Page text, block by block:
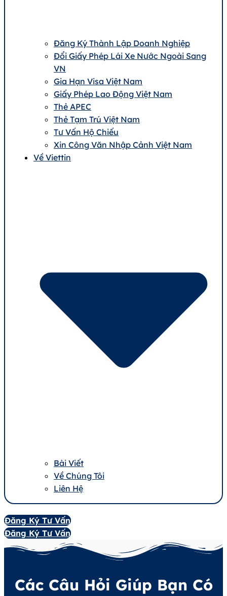
Đăng Ký Thành Lập Doanh Nghiệp
Đổi Giấy Phép Lái Xe Nước Ngoài Sang
VN
Gia Hạn Visa Việt Nam
Giấy Phép Lao Động Việt Nam
Thẻ APEC
Thẻ Tạm Trú Việt Nam
Tư Vấn Hộ Chiếu
Xin Công Văn Nhập Cảnh Việt Nam
Về Viettin
Bài Viết
Về Chúng Tôi
Liên Hệ
Đăng Ký Tư Vấn
Đăng Ký Tư Vấn
Các Câu Hỏi Giúp Bạn Có